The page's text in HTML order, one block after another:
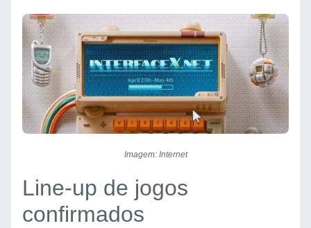
Imagem: Internet
Line-up de jogos
confirmados